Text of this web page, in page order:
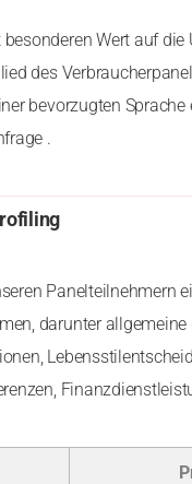
besonderen Wert auf
des
bevorzugten
.
Panelteilnehmern
darunter